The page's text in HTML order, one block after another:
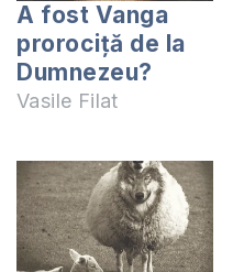
A fost Vanga
prorociță de la
Dumnezeu?
Vasile Filat